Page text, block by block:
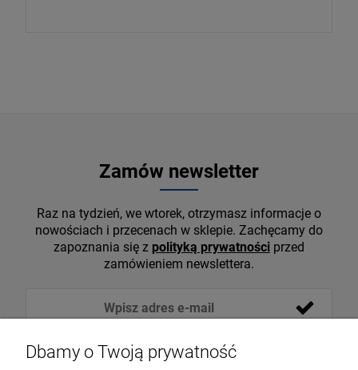
Zamów newsletter
Raz na tydzień, we wtorek, otrzymasz informacje o
nowościach i przecenach w sklepie. Zachęcamy do
zapoznania się z polityką prywatności przed
zamówieniem newslettera.
Dbamy o Twoją prywatność